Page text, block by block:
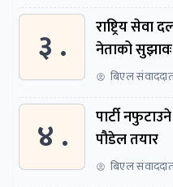
३ .
राष्ट्रिय सेवा
नेताको
नेतृत्वबाट
बिएल
४ .
पार्टी नफुटाउने
पौडेल तयार
बिएल